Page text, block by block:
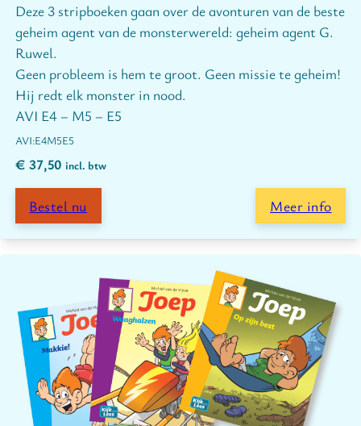
Deze 3 stripboeken gaan over de avonturen van de beste
geheim agent van de monsterwereld: geheim agent G.
Ruwel.
Geen probleem is hem te groot. Geen missie te geheim!
Hij redt elk monster in nood.
AVI E4 – M5 – E5
E4M5E5
€ 37,50 incl. btw
Bestel nu Meer info